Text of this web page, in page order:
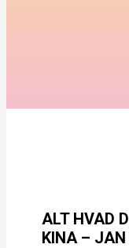
ALT HVAD
KINA – JAN